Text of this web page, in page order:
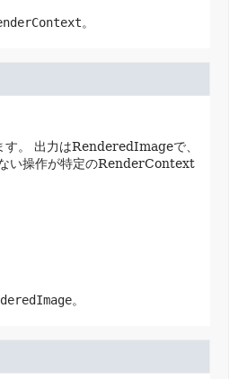
。
。
出力はRenderedImageで、
い操作が特定のRenderContext
。